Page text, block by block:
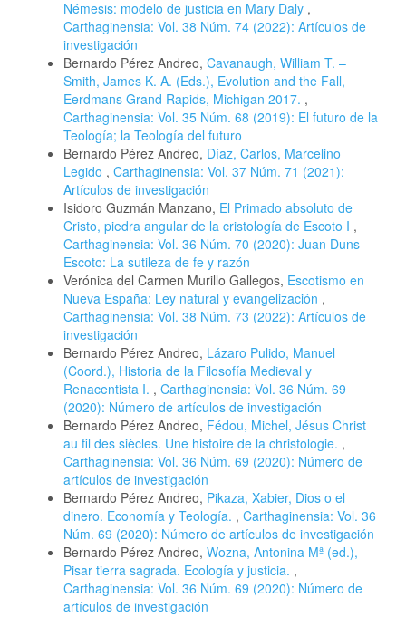
Némesis: modelo de justicia en Mary Daly ,
Carthaginensia: Vol. 38 Núm. 74 (2022): Artículos de
investigación
Bernardo Pérez Andreo, Cavanaugh, William T. –
Smith, James K. A. (Eds.), Evolution and the Fall,
Eerdmans Grand Rapids, Michigan 2017. ,
Carthaginensia: Vol. 35 Núm. 68 (2019): El futuro de la
Teología; la Teología del futuro
Bernardo Pérez Andreo, Díaz, Carlos, Marcelino
Legido , Carthaginensia: Vol. 37 Núm. 71 (2021):
Artículos de investigación
Isidoro Guzmán Manzano, El Primado absoluto de
Cristo, piedra angular de la cristología de Escoto I ,
Carthaginensia: Vol. 36 Núm. 70 (2020): Juan Duns
Escoto: La sutileza de fe y razón
Verónica del Carmen Murillo Gallegos, Escotismo en
Nueva España: Ley natural y evangelización ,
Carthaginensia: Vol. 38 Núm. 73 (2022): Artículos de
investigación
Bernardo Pérez Andreo, Lázaro Pulido, Manuel
(Coord.), Historia de la Filosofía Medieval y
Renacentista I. , Carthaginensia: Vol. 36 Núm. 69
(2020): Número de artículos de investigación
Bernardo Pérez Andreo, Fédou, Michel, Jésus Christ
au fil des siècles. Une histoire de la christologie. ,
Carthaginensia: Vol. 36 Núm. 69 (2020): Número de
artículos de investigación
Bernardo Pérez Andreo, Pikaza, Xabier, Dios o el
dinero. Economía y Teología. , Carthaginensia: Vol. 36
Núm. 69 (2020): Número de artículos de investigación
Bernardo Pérez Andreo, Wozna, Antonina Mª (ed.),
Pisar tierra sagrada. Ecología y justicia. ,
Carthaginensia: Vol. 36 Núm. 69 (2020): Número de
artículos de investigación